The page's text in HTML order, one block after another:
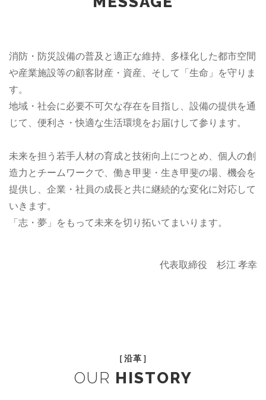
消防・防災設備の普及と適正な維持、多様化した都市空間
や産業施設等の顧客財産・資産、そして「生命」を守りま
す。
地域・社会に必要不可欠な存在を目指し、設備の提供を通
じて、便利さ・快適な生活環境をお届けして参ります。
未来を担う若手人材の育成と技術向上につとめ、個人の創
造力とチームワークで、働き甲斐・生き甲斐の場、機会を
提供し、企業・社員の成長と共に継続的な変化に対応して
いきます。
「志・夢」をもって未来を切り拓いてまいります。
代表取締役 杉江 孝幸
［沿革］
OUR HISTORY